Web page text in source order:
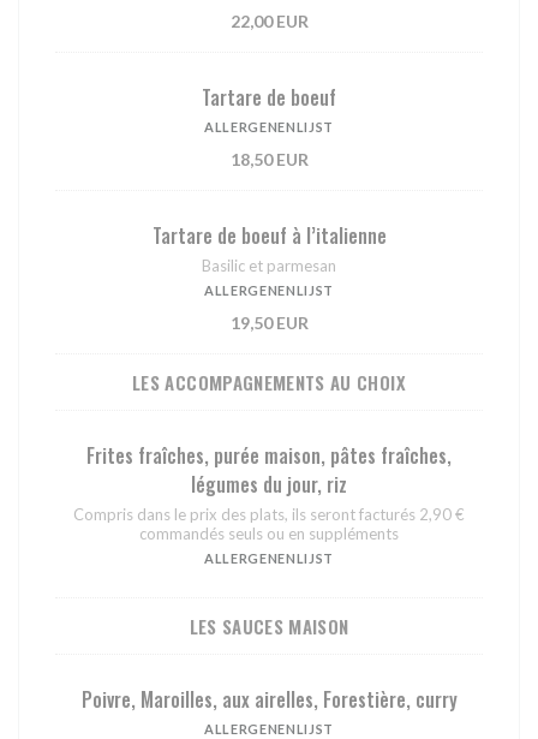
22,00 EUR
Tartare de boeuf
ALLERGENENLIJST
18,50 EUR
Tartare de boeuf à l’italienne
Basilic et parmesan
ALLERGENENLIJST
19,50 EUR
LES ACCOMPAGNEMENTS AU CHOIX
Frites fraîches, purée maison, pâtes fraîches,
légumes du jour, riz
Compris dans le prix des plats, ils seront facturés 2,90 €
commandés seuls ou en suppléments
ALLERGENENLIJST
LES SAUCES MAISON
Poivre, Maroilles, aux airelles, Forestière, curry
ALLERGENENLIJST